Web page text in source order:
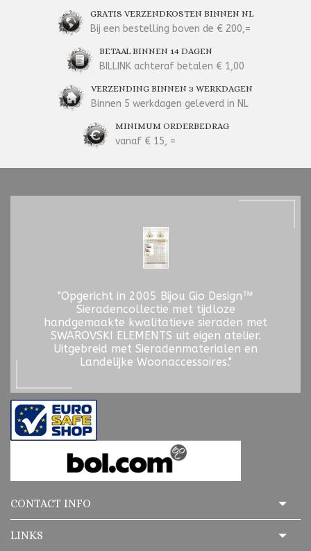
GRATIS VERZENDKOSTEN BINNEN NL
Bij een bestelling boven de € 200,=
BETAAL BINNEN 14 DAGEN
BILLINK achteraf betalen € 1,00
VERZENDING BINNEN 3 WERKDAGEN
Binnen 5 werkdagen geleverd in NL
MINIMUM ORDERBEDRAG
vanaf € 15, =
"Opgericht in 2005 Bijou Gio Design™
Sieradencollectie met tijdloze
handgemaakte kwalitatieve sieraden met
SWAROVSKI ELEMENTS uit eigen atelier.
Uitgebreid met Sieradenmaterialen en
Landelijke Woonaccessoires."
CONTACT INFO
LINKS